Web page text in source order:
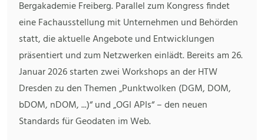
Bergakademie Freiberg. Parallel zum Kongress findet
eine Fachausstellung mit Unternehmen und Behörden
statt, die aktuelle Angebote und Entwicklungen
präsentiert und zum Netzwerken einlädt. Bereits am 26.
Januar 2026 starten zwei Workshops an der HTW
Dresden zu den Themen „Punktwolken (DGM, DOM,
bDOM, nDOM, ...)“ und „OGI APIs“ – den neuen
Standards für Geodaten im Web.